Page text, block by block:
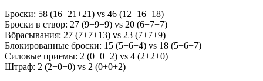
Броски: 58 (16+21+21) vs 46 (12+16+18)
Броски в створ: 27 (9+9+9) vs 20 (6+7+7)
Вбрасывания: 27 (7+7+13) vs 23 (7+7+9)
Блокированные броски: 15 (5+6+4) vs 18 (5+6+7)
Силовые приемы: 2 (0+0+2) vs 4 (2+2+0)
Штраф: 2 (2+0+0) vs 2 (0+0+2)